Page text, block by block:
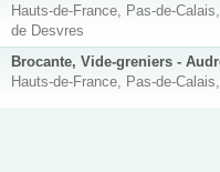
Hauts-de-France, Pas-de-
de Desvres
Brocante, Vide-greniers -
Hauts-de-France, Pas-de-